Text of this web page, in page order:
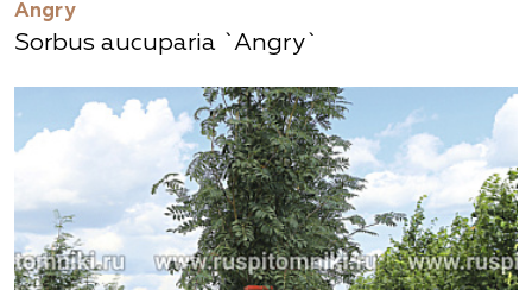
Angry
Sorbus aucuparia `Angry`